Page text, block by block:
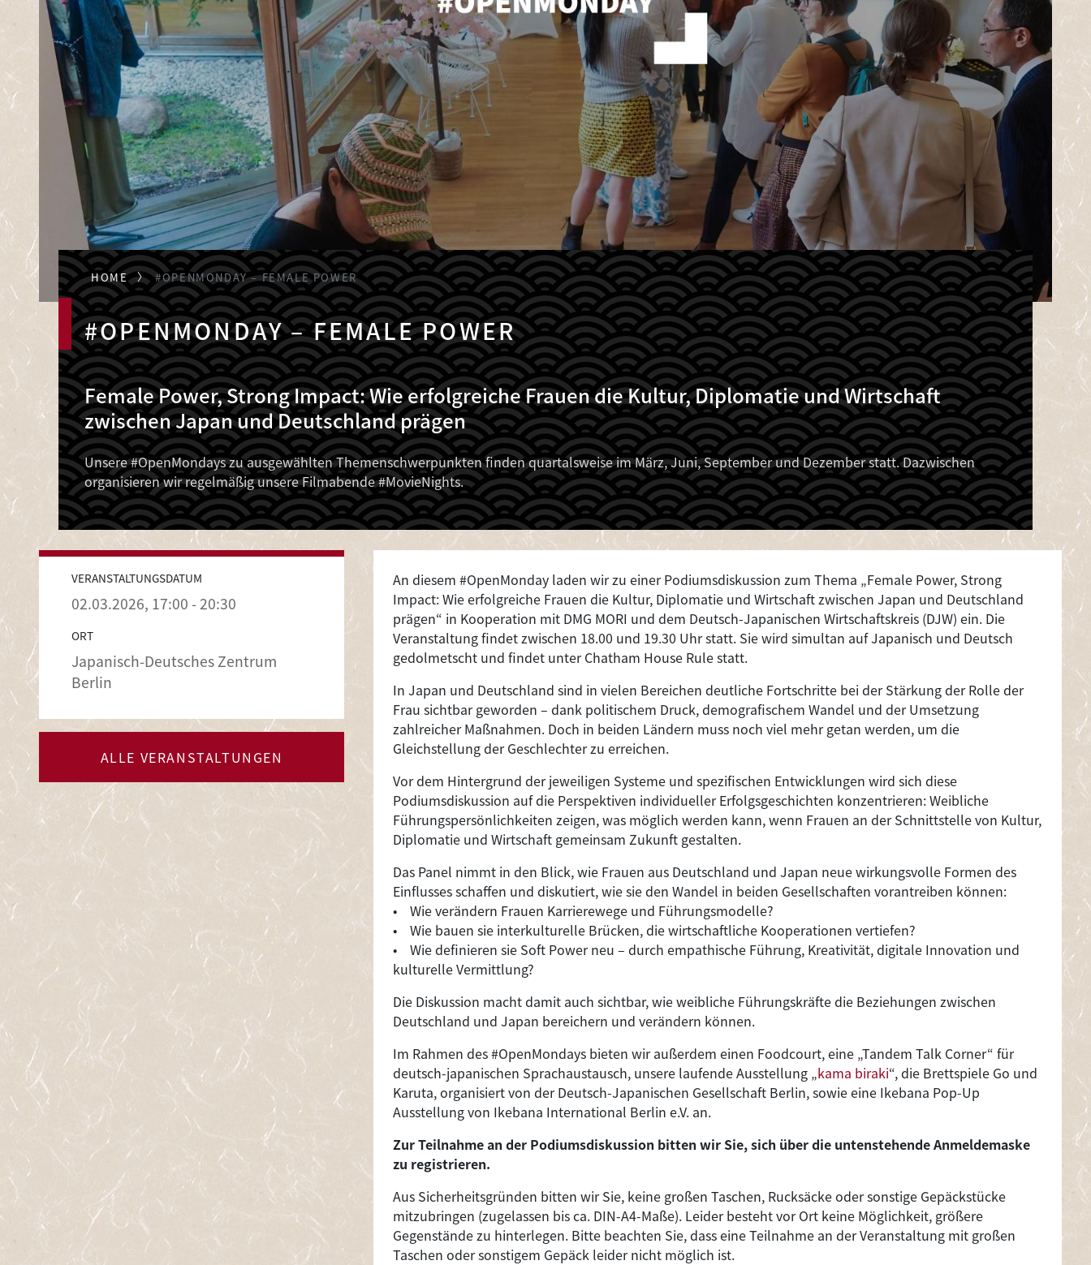
HOME #OPENMONDAY – FEMALE POWER
#OPENMONDAY – FEMALE POWER
Female Power, Strong Impact: Wie erfolgreiche Frauen die Kultur, Diplomatie und Wirtschaft
zwischen Japan und Deutschland prägen
Unsere #OpenMondays zu ausgewählten Themenschwerpunkten finden quartalsweise im März, Juni, September und Dezember statt. Dazwischen
organisieren wir regelmäßig unsere Filmabende #MovieNights.
VERANSTALTUNGSDATUM
02.03.2026, 17:00 - 20:30
ORT
Japanisch-Deutsches Zentrum
Berlin
ALLE VERANSTALTUNGEN
An diesem #OpenMonday laden wir zu einer Podiumsdiskussion zum Thema „Female Power, Strong
Impact: Wie erfolgreiche Frauen die Kultur, Diplomatie und Wirtschaft zwischen Japan und Deutschland
prägen“ in Kooperation mit DMG MORI und dem Deutsch-Japanischen Wirtschaftskreis (DJW) ein. Die
Veranstaltung findet zwischen 18.00 und 19.30 Uhr statt. Sie wird simultan auf Japanisch und Deutsch
gedolmetscht und findet unter Chatham House Rule statt.
In Japan und Deutschland sind in vielen Bereichen deutliche Fortschritte bei der Stärkung der Rolle der
Frau sichtbar geworden – dank politischem Druck, demografischem Wandel und der Umsetzung
zahlreicher Maßnahmen. Doch in beiden Ländern muss noch viel mehr getan werden, um die
Gleichstellung der Geschlechter zu erreichen.
Vor dem Hintergrund der jeweiligen Systeme und spezifischen Entwicklungen wird sich diese
Podiumsdiskussion auf die Perspektiven individueller Erfolgsgeschichten konzentrieren: Weibliche
Führungspersönlichkeiten zeigen, was möglich werden kann, wenn Frauen an der Schnittstelle von Kultur,
Diplomatie und Wirtschaft gemeinsam Zukunft gestalten.
Das Panel nimmt in den Blick, wie Frauen aus Deutschland und Japan neue wirkungsvolle Formen des
Einflusses schaffen und diskutiert, wie sie den Wandel in beiden Gesellschaften vorantreiben können:
• Wie verändern Frauen Karrierewege und Führungsmodelle?
• Wie bauen sie interkulturelle Brücken, die wirtschaftliche Kooperationen vertiefen?
• Wie definieren sie Soft Power neu – durch empathische Führung, Kreativität, digitale Innovation und
kulturelle Vermittlung?
Die Diskussion macht damit auch sichtbar, wie weibliche Führungskräfte die Beziehungen zwischen
Deutschland und Japan bereichern und verändern können.
Im Rahmen des #OpenMondays bieten wir außerdem einen Foodcourt, eine „Tandem Talk Corner“ für
deutsch-japanischen Sprachaustausch, unsere laufende Ausstellung „kama biraki“, die Brettspiele Go und
Karuta, organisiert von der Deutsch-Japanischen Gesellschaft Berlin, sowie eine Ikebana Pop-Up
Ausstellung von Ikebana International Berlin e.V. an.
Zur Teilnahme an der Podiumsdiskussion bitten wir Sie, sich über die untenstehende Anmeldemaske
zu registrieren.
Aus Sicherheitsgründen bitten wir Sie, keine großen Taschen, Rucksäcke oder sonstige Gepäckstücke
mitzubringen (zugelassen bis ca. DIN-A4-Maße). Leider besteht vor Ort keine Möglichkeit, größere
Gegenstände zu hinterlegen. Bitte beachten Sie, dass eine Teilnahme an der Veranstaltung mit großen
Taschen oder sonstigem Gepäck leider nicht möglich ist.